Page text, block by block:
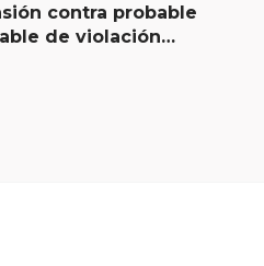
contra probable
de violación